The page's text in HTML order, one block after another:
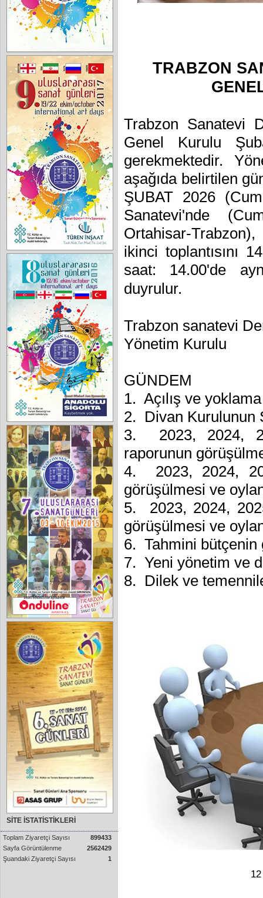
SİTE İSTATİSTİKLERİ
Toplam Ziyaretçi Sayısı
899433
Sayfa Görüntülenme
2562429
Şuandaki Ziyaretçi Sayısı
1
TRABZON
Trabzon Sanatevi
Genel Kurulu
gerekmektedir.
aşağıda belirtilen
ŞUBAT 2026
Sanatevi'nde
Ortahisar-
ikinci toplantısını
saat: 14.00'de
duyrulur.
Trabzon sanatevi
Yönetim Kurulu
GÜNDEM
1. Açılış ve yoklama
2. Divan Kurulunun
3. 2023, 2024,
raporunun
4. 2023, 2024,
görüşülmesi ve
5. 2023, 2024,
görüşülmesi ve
6. Tahmini bütçenin
7. Yeni yönetim ve
8. Dilek ve